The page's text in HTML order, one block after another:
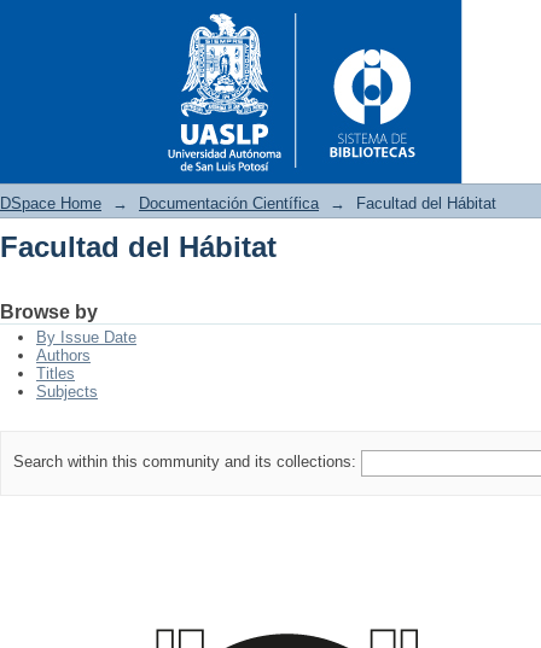
DSpace Home → Documentación Científica → Facultad del Hábitat
Facultad del Hábitat
Browse by
By Issue Date
Authors
Titles
Subjects
Search within this community and its collections: